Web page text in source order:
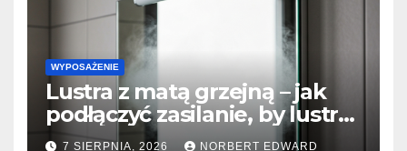
WYPOSAŻENIE
Lustra z matą grzejną – jak
podłączyć zasilanie, by lustro
nigdy nie parowało?
7 SIERPNIA, 2026 NORBERT EDWARD